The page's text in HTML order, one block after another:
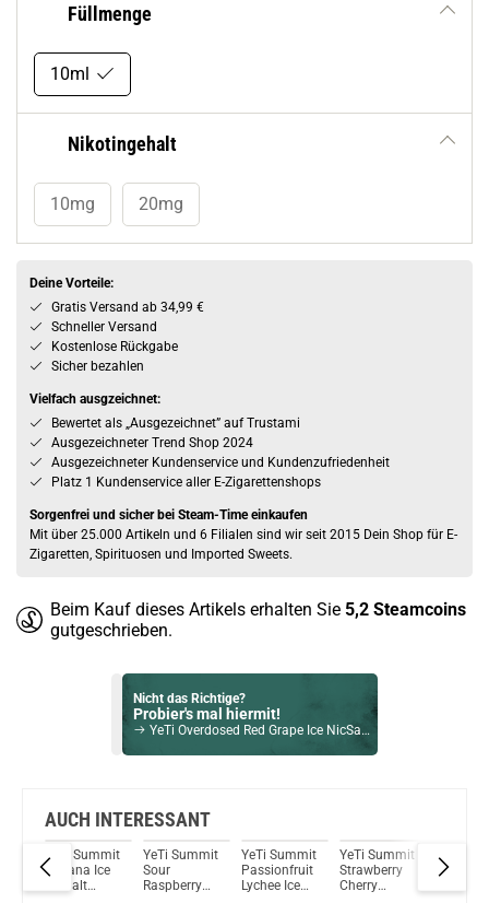
Füllmenge
10ml
Nikotingehalt
10mg 20mg
Deine Vorteile:
Gratis Versand ab 34,99 €
Schneller Versand
Kostenlose Rückgabe
Sicher bezahlen
Vielfach ausgzeichnet:
Bewertet als „Ausgezeichnet” auf Trustami
Ausgezeichneter Trend Shop 2024
Ausgezeichneter Kundenservice und Kundenzufriedenheit
Platz 1 Kundenservice aller E-Zigarettenshops
Sorgenfrei und sicher bei Steam-Time einkaufen
Mit über 25.000 Artikeln und 6 Filialen sind wir seit 2015 Dein Shop für E-
Zigaretten, Spirituosen und Imported Sweets.
Beim Kauf dieses Artikels erhalten Sie 5,2 Steamcoins
gutgeschrieben.
Nicht das Richtige?
Probier's mal hiermit!
YeTi Overdosed Red Grape Ice NicSalt Liquid 10ml / 5mg
Dampflion Ice Bonbon NicSalt Liquid 10ml / 20mg
Du willst Kröten sparen?
Schau mal hier!
Teslacigs Q 2,0ml 900mAh Pod System Kit Midnight Black
AUCH INTERESSANT
YeTi Summit
Banana Ice
NicSalt
YeTi Summit
Sour
Raspberry
YeTi Summit
Passionfruit
Lychee Ice
YeTi Summit
Strawberry
Cherry
Blue